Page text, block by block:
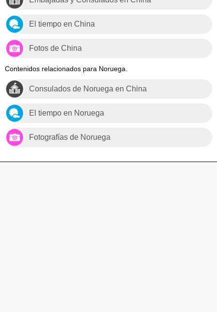
El tiempo en China
Fotos de China
Contenidos relacionados para Noruega.
Consulados de Noruega en China
El tiempo en Noruega
Fotografías de Noruega